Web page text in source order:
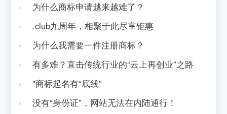
为什么商标申请越来越难了？
.club九周年，相聚于此尽享钜惠
为什么我需要一件注册商标？
有多难？直击传统行业的“云上再创业”之路
"商标起名有“底线”
没有“身份证”，网站无法在内陆通行！